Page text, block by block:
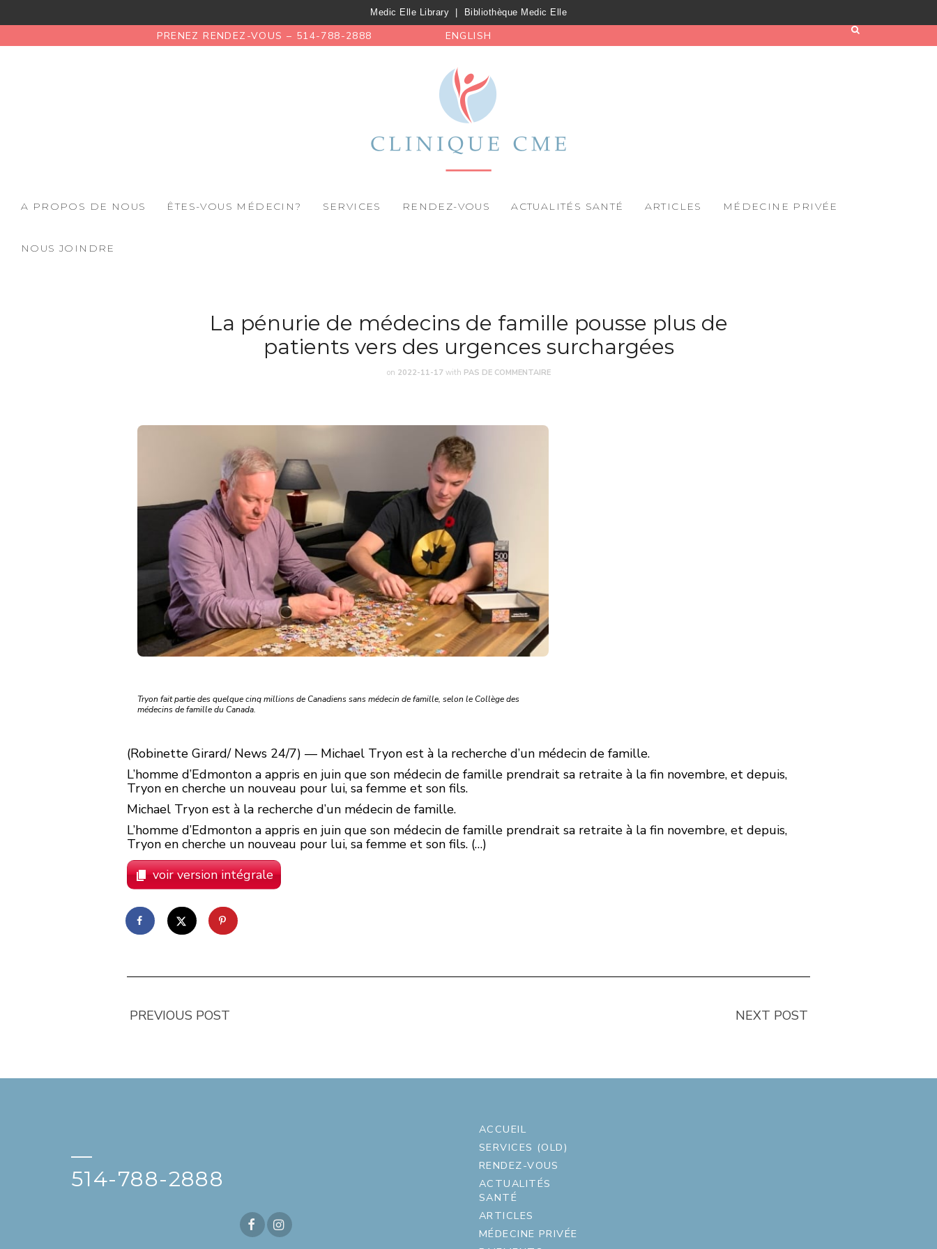
Medic Elle Library Bibliothèque Medic Elle
PRENEZ RENDEZ-VOUS – 514-788-2888 ENGLISH
A PROPOS DE NOUS ÊTES-VOUS MÉDECIN? SERVICES RENDEZ-VOUS ACTUALITÉS SANTÉ ARTICLES MÉDECINE PRIVÉE
NOUS JOINDRE
La pénurie de médecins de famille pousse plus de
patients vers des urgences surchargées
on 2022-11-17 with PAS DE COMMENTAIRE
Tryon fait partie des quelque cinq millions de Canadiens sans médecin de famille, selon le Collège des
médecins de famille du Canada.
(Robinette Girard/ News 24/7) — Michael Tryon est à la recherche d’un médecin de famille.
L’homme d’Edmonton a appris en juin que son médecin de famille prendrait sa retraite à la fin novembre, et depuis,
Tryon en cherche un nouveau pour lui, sa femme et son fils.
Michael Tryon est à la recherche d’un médecin de famille.
L’homme d’Edmonton a appris en juin que son médecin de famille prendrait sa retraite à la fin novembre, et depuis,
Tryon en cherche un nouveau pour lui, sa femme et son fils. (…)
voir version intégrale
PREVIOUS POST NEXT POST
—
514-788-2888
ACCUEIL
SERVICES (OLD)
RENDEZ-VOUS
ACTUALITÉS
SANTÉ
ARTICLES
MÉDECINE PRIVÉE